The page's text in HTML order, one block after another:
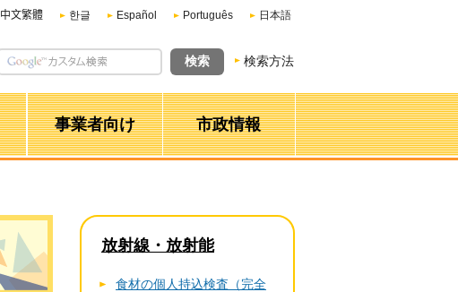
中文繁體 한글 Español Português
日本語
検索方法
事業者向け 市政情報
放射線・放射能
食材の個人持込検査（完全